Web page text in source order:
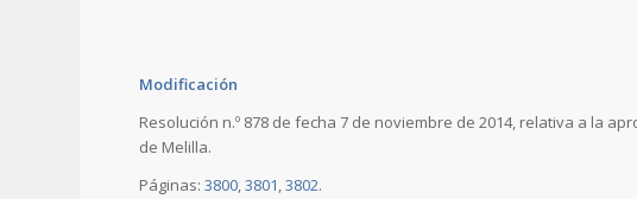
Modificación
Resolución n.º 878 de fecha 7 de noviembre de 2014, relativa a la
de Melilla.
Páginas:3800,3801,3802.